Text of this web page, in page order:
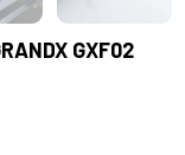
GXF02